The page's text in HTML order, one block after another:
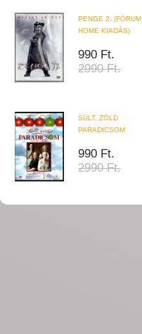
PENGE 2. (FÓRUM
HOME KIADÁS)
990 Ft.
2990 Ft.
SÜLT, ZÖLD
PARADICSOM
990 Ft.
2990 Ft.